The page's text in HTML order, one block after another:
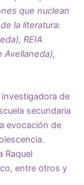
que nuclean
la literatura:
REIA
Avellaneda),
de
secundaria
evocación de
Raquel
entre otros y